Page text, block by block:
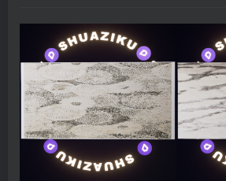
登录
没有账号？立即注册
用户名/手机号/邮箱